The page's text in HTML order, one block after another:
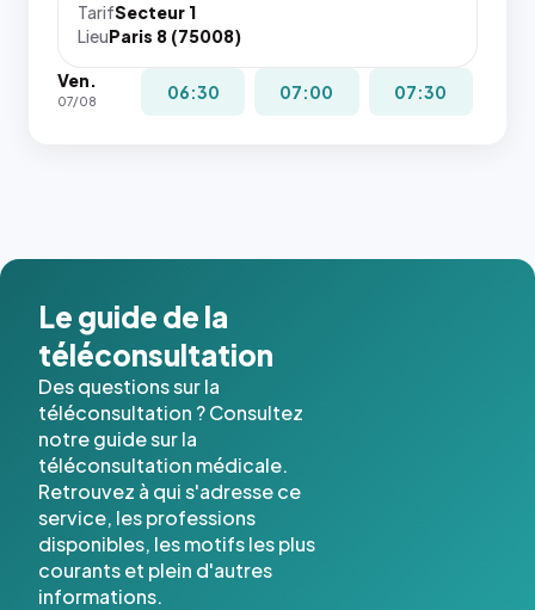
TarifSecteur 1
LieuParis 8 (75008)
Ven.
07/08 06:30 07:00 07:30
Le guide de la
téléconsultation
Des questions sur la
téléconsultation ? Consultez
notre guide sur la
téléconsultation médicale.
Retrouvez à qui s'adresse ce
service, les professions
disponibles, les motifs les plus
courants et plein d'autres
informations.